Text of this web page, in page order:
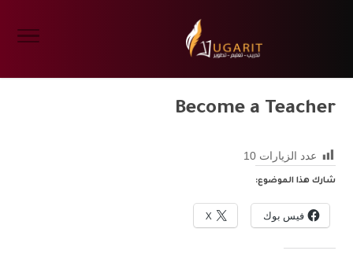
Become a Teacher
عدد الزيارات 10
شارك هذا الموضوع:
فيس بوك X